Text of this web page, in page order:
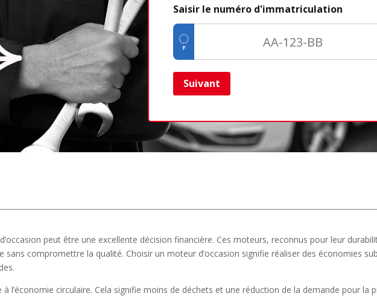
Saisir le numéro d'immatriculation
Suivant
peut être une excellente décision financière. Ces moteurs, reconnus pour leur
compromettre la qualité. Choisir un moteur d’occasion signifie réaliser des économies
à l’économie circulaire. Cela signifie moins de déchets et une réduction de la demande pour la